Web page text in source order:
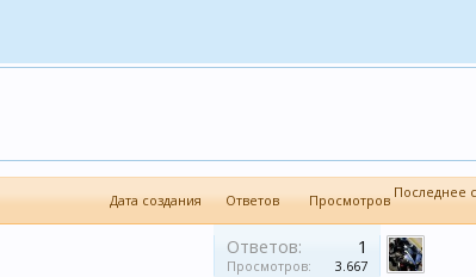
Дата создания Ответов Просмотров Последнее
Ответов: 1
Просмотров: 3.667